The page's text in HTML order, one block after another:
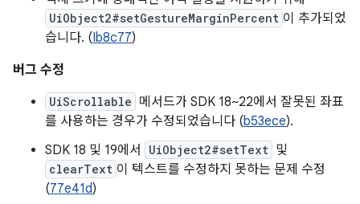
UiObject2#setGestureMarginPercent 이 추가되었
습니다. (Ib8c77)
버그 수정
UiScrollable 메서드가 SDK 18~22에서 잘못된 좌표
를 사용하는 경우가 수정되었습니다 (b53ece).
SDK 18 및 19에서
UiObject2#setText 및
clearText 이 텍스트를 수정하지 못하는 문제 수정
(77e41d)